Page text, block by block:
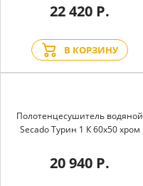
22 420 Р.
В КОРЗИНУ
Полотенцесушитель водяной
Secado Турин 1 К 60x50 хром
20 940 Р.